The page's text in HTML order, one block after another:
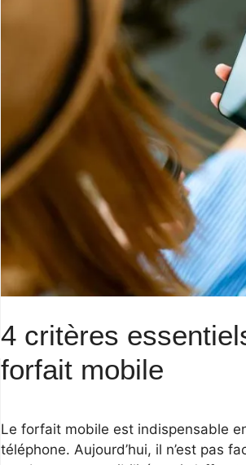
4 critères
forfait mobile
Le forfait mobile est indispensable
téléphone. Aujourd’hui, il n’est pas